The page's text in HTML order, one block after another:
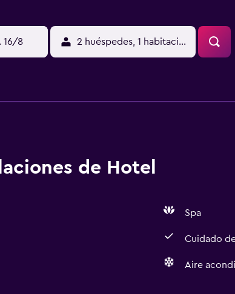
16/8 2 huéspedes, 1 habitación
de Hotel
Spa
Cuidado
Aire